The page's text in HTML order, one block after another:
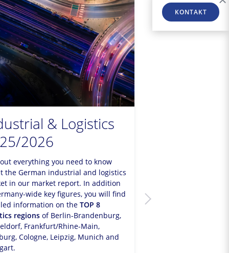
KONTAKT
& Logistics
2026
everything you need to know
the German industrial and logistics
in our market report. In addition
wide key figures, you will find
information on the TOP 8
regions of Berlin-Brandenburg,
Frankfurt/Rhine-Main,
Cologne, Leipzig, Munich and